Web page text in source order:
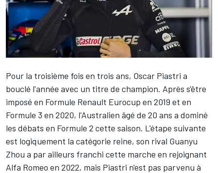
Pour la troisième fois en trois ans, Oscar Piastri a
bouclé l'année avec un titre de champion. Après s'être
imposé en Formule Renault Eurocup en 2019 et en
Formule 3 en 2020, l'Australien âgé de 20 ans a dominé
les débats en Formule 2 cette saison. L'étape suivante
est logiquement la catégorie reine, son rival Guanyu
Zhou a par ailleurs franchi cette marche en rejoignant
Alfa Romeo en 2022, mais Piastri n'est pas parvenu à